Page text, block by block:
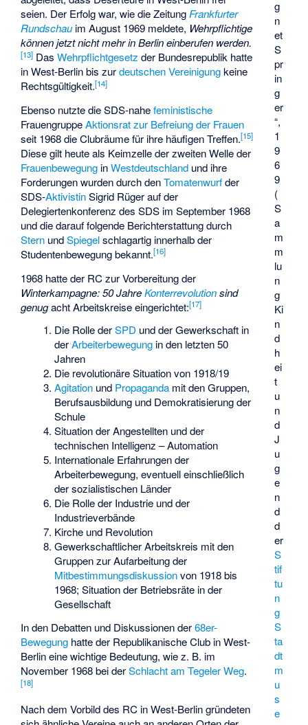
g
n
et
S
pr
in
g
er
“,
1
9
6
9
(
S
a
m
m
lu
n
g
Ki
n
d
h
ei
t
u
n
d
J
u
g
e
n
d
d
er
S
tif
tu
n
g
S
ta
dt
m
u
s
e
seien. Der Erfolg war, wie die ZeitungFrankfurter
Rundschauim August 1969 meldete, Wehrpflichtige
können jetzt nicht mehr in Berlin einberufen werden.
[13] DasWehrpflichtgesetz der Bundesrepublik hatte
in West-Berlin bis zurdeutschen Vereinigungkeine
Rechtsgültigkeit.[14]
Ebenso nutzte die SDS-nahefeministische
FrauengruppeAktionsrat zur Befreiung der Frauen
seit 1968 die Clubräume für ihre häufigen Treffen.[15]
Diese gilt heute als Keimzelle der zweiten Welle der
Frauenbewegung inWestdeutschland und ihre
Forderungen wurden durch denTomatenwurfder
SDS-Aktivistin Sigrid Rügerauf der
Delegiertenkonferenz des SDS im September 1968
und die darauf folgende Berichterstattung durch
Stern undSpiegelschlagartig innerhalb der
Studentenbewegung bekannt.[16]
1968 hatte der RC zur Vorbereitung der
Winterkampagne: 50 JahreKonterrevolutionsind
genugacht Arbeitskreise eingerichtet:[17]
Die Rolle derSPD und der Gewerkschaft in
derArbeiterbewegung in den letzten 50
Jahren
Die revolutionäre Situation von 1918/19
Agitation und Propaganda mit den Gruppen,
Berufsausbildung und Demokratisierung der
Schule
Situation der Angestellten und der
technischen Intelligenz – Automation
Internationale Erfahrungen der
Arbeiterbewegung, eventuell einschließlich
der sozialistischen Länder
Die Rolle der Industrie und der
Industrieverbände
Kirche und Revolution
Gewerkschaftlicher Arbeitskreis mit den
Gruppen zur Aufarbeitung der
Mitbestimmungsdiskussionvon 1918 bis
1968; Situation der Betriebsräte in der
Gesellschaft
In den Debatten und Diskussionen der68er-
Bewegung hatte der Republikanische Club in West-
Berlin eine wichtige Bedeutung, wie z. B. im
November 1968 bei derSchlacht am Tegeler Weg.
[18]
Nach dem Vorbild des RC in West-Berlin gründeten